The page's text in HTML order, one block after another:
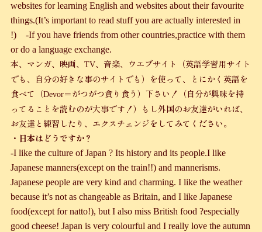
websites for learning English and websites about their favourite
things.(It’s important to read stuff you are actually interested in
!) -If you have friends from other countries,practice with them
or do a language exchange.
本、マンガ、映画、 TV、音楽、ウエブサイト（英語学習用サイト
でも、自分の好きな事のサイトでも）を使って、とにかく英語を
食べて（Devor＝がつがつ貪り食う）下さい！（自分が興味を持
ってることを読むのが大事です！）もし外国のお友達がいれば、
お友達と練習したり、エクスチェンジをしてみてください。
・日本はどうですか？
-I like the culture of Japan ? Its history and its people.I like
Japanese manners(except on the train!!) and mannerisms.
Japanese people are very kind and charming. I like the weather
because it’s not as changeable as Britain, and I like Japanese
food(except for natto!), but I also miss British food ?especially
good cheese! Japan is very colourful and I really love the autumn